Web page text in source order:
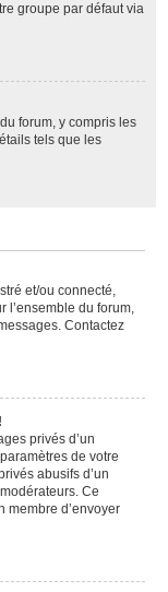
groupe par défaut via
forum, y compris les
tels que les
et/ou connecté,
l’ensemble du forum,
Contactez
privés d’un
de votre
abusifs d’un
Ce
membre d’envoyer